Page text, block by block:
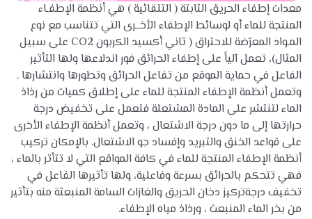
معدات إطفاء الحريق الثابتة ( التلقائية ) هي أنظمة الإطفـاء
المنتجة للماء أو لوسائط الإطفاء الأخــرى التي تتناسب مع نوع
المـواد المعرّضة للاحتراق ( ثاني أكسيد الكربون CO2 على سبيل
المثال)، تعمل آلياً على إطفاء الحرائق فور اندلاعها ولها التأثير
الفاعل في حماية الموقع من تفاعل الحرائق وتطورها وانتشارها .
وتعمل أنظمة الإطفاء المنتجة للماء على إطلاق كميات من رذاذ
الماء لتنتشر على المادة المشتعلة فتعمل على تخفيض درجة
حرارتها إلى ما دون درجة الاشتعال ، وتعمل أنظمة الإطفاء الأخرى
على قواعد الخنق والتبريد وإفساد جو الاشتعال. بالإمكان تركيب
أنظمة الإطفاء المنتجة للماء في كافة المواقع التي لا تتأثر بالماء ،
فهي تتحكم بالحرائق بسرعة وفاعلية، ولها تأثيرها الفاعل في
تخفيف درجةتركيز دخان الحريق والغازات السامة المنبعثة منه بتأثير
من بخر الماء المنبعث ، ورذاذ مياه الإطفاء.